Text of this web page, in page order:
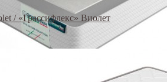
/ «Грассифлекс» Виолет